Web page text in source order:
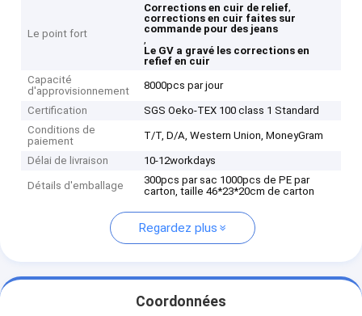
Le point fort
Corrections en cuir de relief,
corrections en cuir faites sur
commande pour des jeans
,
Le GV a gravé les corrections en
refief en cuir
Capacité
d'approvisionnement
8000pcs par jour
Certification
SGS Oeko-TEX 100 class 1 Standard
Conditions de
paiement
T/T, D/A, Western Union, MoneyGram
Délai de livraison 10-12workdays
Détails d'emballage
300pcs par sac 1000pcs de PE par
carton, taille 46*23*20cm de carton
Regardez plus
Coordonnées